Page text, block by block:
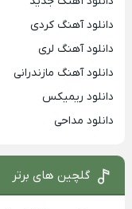
دانلود آهنگ کردی
دانلود آهنگ لری
دانلود آهنگ مازندرانی
دانلود ریمیکس
دانلود مداحی
گلچین های برتر